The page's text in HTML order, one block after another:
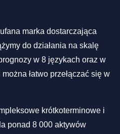
marka dostarczająca
do działania na skalę
w 8 językach oraz w
łatwo przełączać się w
krótkoterminowe i
ponad 8 000 aktywów